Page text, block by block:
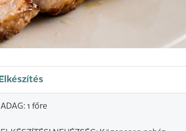
Elkészítés
ADAG: 1 főre